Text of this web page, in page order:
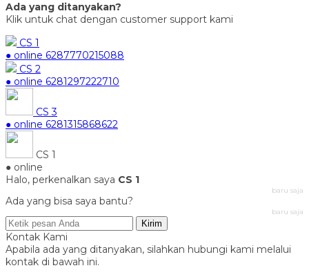
Ada yang ditanyakan?
Klik untuk chat dengan customer support kami
CS 1
● online 6287770215088
CS 2
● online 6281297222710
CS 3
● online 6281315868622
CS 1
● online
Halo, perkenalkan saya CS 1
baru saja
Ada yang bisa saya bantu?
baru saja
Kirim
Kontak Kami
Apabila ada yang ditanyakan, silahkan hubungi kami melalui
kontak di bawah ini.